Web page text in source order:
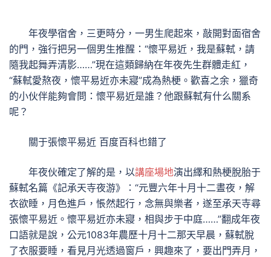
年夜學宿舍，三更時分，一男生爬起來，敲開對面宿舍
的門，強行把另一個男生推醒：“懷平易近，我是蘇軾，請
隨我起舞弄清影……”現在這類歸納在年夜先生群體走紅，
“蘇軾愛熬夜，懷平易近亦未寢”成為熱梗。歡喜之余，獵奇
的小伙伴能夠會問：懷平易近是誰？他跟蘇軾有什么關系
呢？
關于張懷平易近 百度百科也錯了
年夜伙確定了解的是，以講座場地演出繹和熱梗脫胎于
蘇軾名篇《記承天寺夜游》：“元豐六年十月十二晝夜，解
衣欲睡，月色進戶，悵然起行，念無與樂者，遂至承天寺尋
張懷平易近。懷平易近亦未寢，相與步于中庭……”翻成年夜
口語就是說，公元1083年農歷十月十二那天早晨，蘇軾脫
了衣服要睡，看見月光透過窗戶，興趣來了，要出門弄月，